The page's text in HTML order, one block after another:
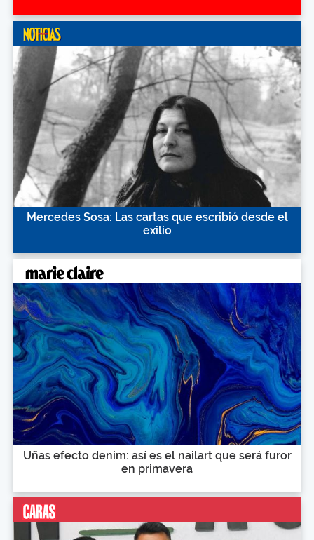
Mercedes Sosa: Las cartas que escribió desde el
exilio
Uñas efecto denim: así es el nailart que será furor
en primavera